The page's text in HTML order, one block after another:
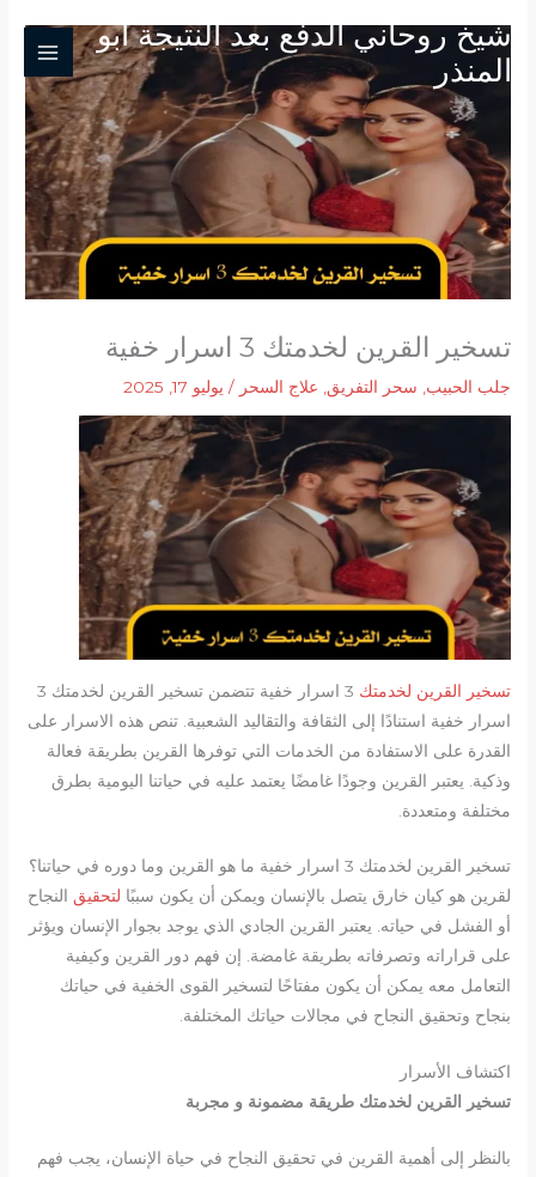
المحتوى
شيخ روحاني الدفع بعد النتيجة ابو
المنذر
تسخير القرين لخدمتك 3 اسرار خفية
جلب الحبيب, سحر التفريق, علاج السحر / يوليو 17, 2025
تسخير القرين لخدمتك
3 اسرار خفية تتضمن تسخير القرين لخدمتك 3
اسرار خفية استنادًا إلى الثقافة والتقاليد الشعبية. تنص هذه الاسرار على
القدرة على الاستفادة من الخدمات التي توفرها القرين بطريقة فعالة
وذكية. يعتبر القرين وجودًا غامضًا يعتمد عليه في حياتنا اليومية بطرق
مختلفة ومتعددة.
تسخير القرين لخدمتك 3 اسرار خفية ما هو القرين وما دوره في حياتنا؟
لقرين هو كيان خارق يتصل بالإنسان ويمكن أن يكون سببًا لتحقيق النجاح
أو الفشل في حياته. يعتبر القرين الجادي الذي يوجد بجوار الإنسان ويؤثر
على قراراته وتصرفاته بطريقة غامضة. إن فهم دور القرين وكيفية
التعامل معه يمكن أن يكون مفتاحًا لتسخير القوى الخفية في حياتك
بنجاح وتحقيق النجاح في مجالات حياتك المختلفة.
اكتشاف الأسرار
تسخير القرين لخدمتك طريقة مضمونة و مجربة
بالنظر إلى أهمية القرين في تحقيق النجاح في حياة الإنسان، يجب فهم